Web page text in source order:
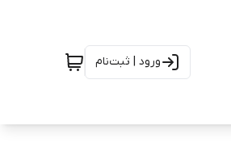
ورود | ثبت‌نام